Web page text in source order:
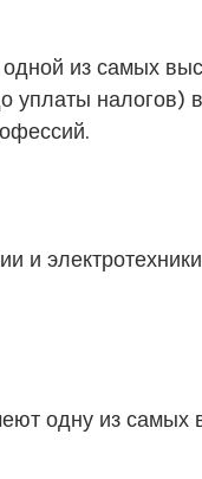
из самых
налогов)
и
одну из самых